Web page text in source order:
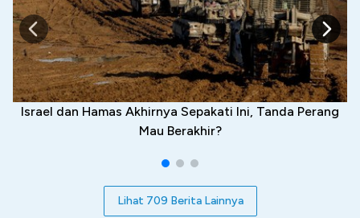
Israel dan Hamas Akhirnya Sepakati Ini, Tanda Perang
Mau Berakhir?
Lihat 709 Berita Lainnya